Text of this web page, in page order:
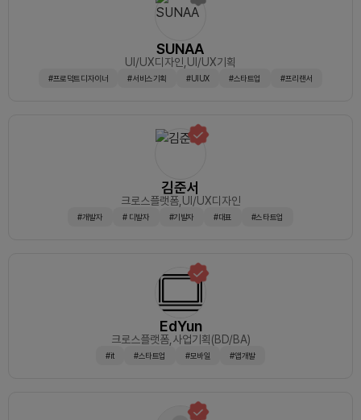
SUNAA
UI/UX디자인 ,UI/UX기획
#프로덕트디자이너 #서비스기획 #UIUX #스타트업 #프리랜서
김준서
크로스플랫폼,UI/UX디자인
#개발자 # 디발자 #기발자 #대표 #스타트업
EdYun
크로스플랫폼,사업기획(BD/BA)
#it #스타트업 #모바일 #앱개발